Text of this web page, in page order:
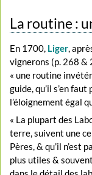
La routine :
En 1700, Liger,
vignerons (p. 268 &
« une routine
guide, qu’il s’en
l’éloignement égal
« La plupart des
terre, suivent une
Pères, & qu’il n’est
plus utiles &